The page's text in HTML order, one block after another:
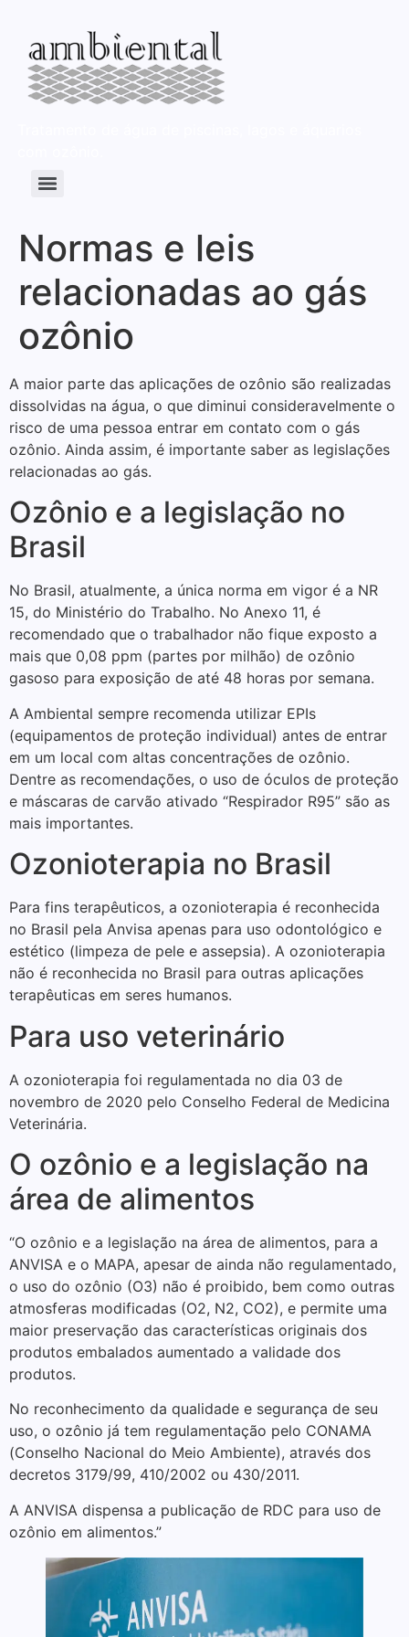
Normas e leis
relacionadas ao gás
ozônio
A maior parte das aplicações de ozônio são realizadas
dissolvidas na água, o que diminui consideravelmente o
risco de uma pessoa entrar em contato com o gás
ozônio. Ainda assim, é importante saber as legislações
relacionadas ao gás.
Ozônio e a legislação no
Brasil
No Brasil, atualmente, a única norma em vigor é a NR
15, do Ministério do Trabalho. No Anexo 11, é
recomendado que o trabalhador não fique exposto a
mais que 0,08 ppm (partes por milhão) de ozônio
gasoso para exposição de até 48 horas por semana.
A Ambiental sempre recomenda utilizar EPIs
(equipamentos de proteção individual) antes de entrar
em um local com altas concentrações de ozônio.
Dentre as recomendações, o uso de óculos de proteção
e máscaras de carvão ativado “Respirador R95” são as
mais importantes.
Ozonioterapia no Brasil
Para fins terapêuticos, a ozonioterapia é reconhecida
no Brasil pela Anvisa apenas para uso odontológico e
estético (limpeza de pele e assepsia). A ozonioterapia
não é reconhecida no Brasil para outras aplicações
terapêuticas em seres humanos.
Para uso veterinário
A ozonioterapia foi regulamentada no dia 03 de
novembro de 2020 pelo Conselho Federal de Medicina
Veterinária.
O ozônio e a legislação na
área de alimentos
“O ozônio e a legislação na área de alimentos, para a
ANVISA e o MAPA, apesar de ainda não regulamentado,
o uso do ozônio (O3) não é proibido, bem como outras
atmosferas modificadas (O2, N2, CO2), e permite uma
maior preservação das características originais dos
produtos embalados aumentado a validade dos
produtos.
No reconhecimento da qualidade e segurança de seu
uso, o ozônio já tem regulamentação pelo CONAMA
(Conselho Nacional do Meio Ambiente), através dos
decretos 3179/99, 410/2002 ou 430/2011.
A ANVISA dispensa a publicação de RDC para uso de
ozônio em alimentos.”